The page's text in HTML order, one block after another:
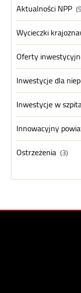
Aktualności NPP
Wycieczki
Oferty
Inwestycje dla
Inwestycje w
Innowacyjny
Ostrzeżenia (3)